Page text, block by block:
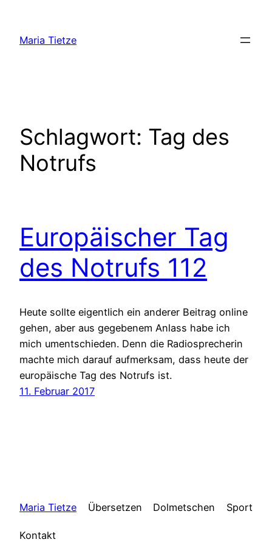
springen
Maria Tietze
Schlagwort: Tag des
Notrufs
Europäischer Tag
des Notrufs 112
Heute sollte eigentlich ein anderer Beitrag online
gehen, aber aus gegebenem Anlass habe ich
mich umentschieden. Denn die Radiosprecherin
machte mich darauf aufmerksam, dass heute der
europäische Tag des Notrufs ist.
11. Februar 2017
Maria Tietze Übersetzen Dolmetschen Sport
Kontakt